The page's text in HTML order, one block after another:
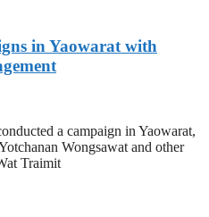
in Yaowarat with
a campaign in Yaowarat,
Wongsawat and other
Traimit